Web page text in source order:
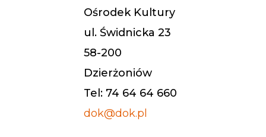
Ośrodek Kultury
ul. Świdnicka 23
58-200
Dzierżoniów
Tel: 74 64 64 660
dok@dok.pl